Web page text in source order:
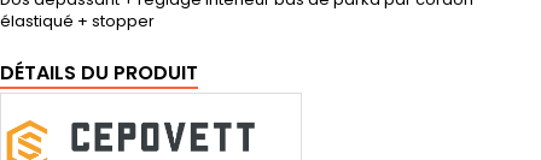
élastiqué + stopper
DÉTAILS DU PRODUIT